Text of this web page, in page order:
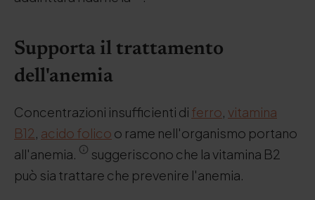
Supporta il trattamento
dell'anemia
Concentrazioni insufficienti di ferro, vitamina
B12, acido folico o rame nell'organismo portano
all'anemia.
suggeriscono che la vitamina B2
può sia trattare che prevenire l'anemia.